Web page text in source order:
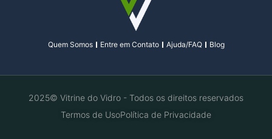
Quem Somos Entre em Contato Ajuda/FAQ Blog
2025© Vitrine do Vidro - Todos os direitos reservados
Termos de UsoPolítica de Privacidade